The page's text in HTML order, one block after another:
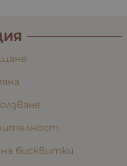
бисквитки